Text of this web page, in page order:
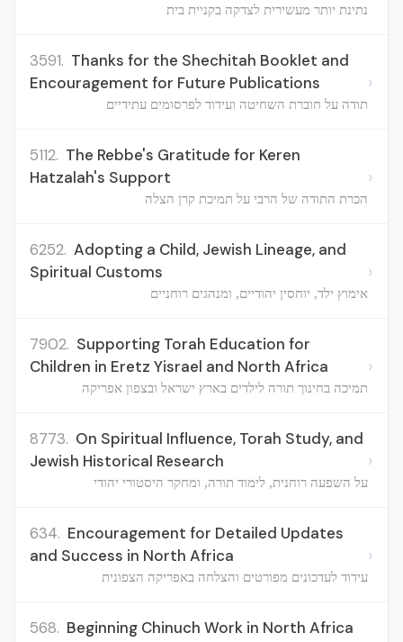
נתינת יותר מעשירית לצדקה בקניית בית
3591. Thanks for the Shechitah Booklet and
Encouragement for Future Publications
תודה על חוברת השחיטה ועידוד לפרסומים עתידיים
›
5112. The Rebbe's Gratitude for Keren
Hatzalah's Support
הכרת התודה של הרבי על תמיכת קרן הצלה
›
6252. Adopting a Child, Jewish Lineage, and
Spiritual Customs
אימוץ ילד, יוחסין יהודיים, ומנהגים רוחניים
›
7902. Supporting Torah Education for
Children in Eretz Yisrael and North Africa
תמיכה בחינוך תורה לילדים בארץ ישראל ובצפון אפריקה
›
8773. On Spiritual Influence, Torah Study, and
Jewish Historical Research
על השפעה רוחנית, לימוד תורה, ומחקר היסטורי יהודי
›
634. Encouragement for Detailed Updates
and Success in North Africa
עידוד לעדכונים מפורטים והצלחה באפריקה הצפונית
›
568. Beginning Chinuch Work in North Africa